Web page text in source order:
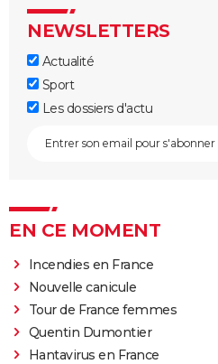
NEWSLETTERS
Actualité
Sport
Les dossiers d'actu
EN CE MOMENT
Incendies en France
Nouvelle canicule
Tour de France femmes
Quentin Dumontier
Hantavirus en France